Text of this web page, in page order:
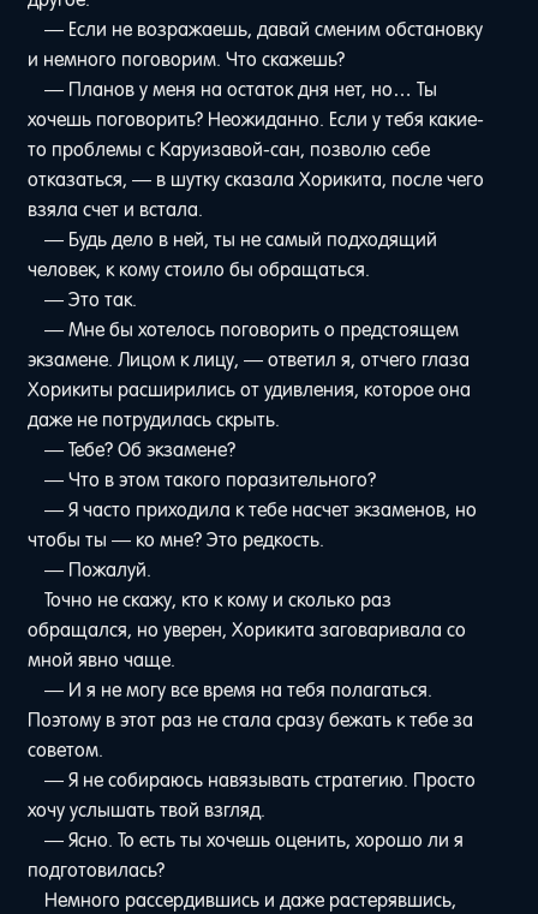
— Если не возражаешь, давай сменим обстановку
и немного поговорим. Что скажешь?
— Планов у меня на остаток дня нет, но… Ты
хочешь поговорить? Неожиданно. Если у тебя какие-
то проблемы с Каруизавой-сан, позволю себе
отказаться, — в шутку сказала Хорикита, после чего
взяла счет и встала.
— Будь дело в ней, ты не самый подходящий
человек, к кому стоило бы обращаться.
— Это так.
— Мне бы хотелось поговорить о предстоящем
экзамене. Лицом к лицу, — ответил я, отчего глаза
Хорикиты расширились от удивления, которое она
даже не потрудилась скрыть.
— Тебе? Об экзамене?
— Что в этом такого поразительного?
— Я часто приходила к тебе насчет экзаменов, но
чтобы ты — ко мне? Это редкость.
— Пожалуй.
Точно не скажу, кто к кому и сколько раз
обращался, но уверен, Хорикита заговаривала со
мной явно чаще.
— И я не могу все время на тебя полагаться.
Поэтому в этот раз не стала сразу бежать к тебе за
советом.
— Я не собираюсь навязывать стратегию. Просто
хочу услышать твой взгляд.
— Ясно. То есть ты хочешь оценить, хорошо ли я
подготовилась?
Немного рассердившись и даже растерявшись,